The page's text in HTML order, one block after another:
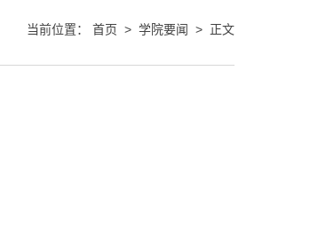
当前位置： 首页 > 学院要闻 > 正文